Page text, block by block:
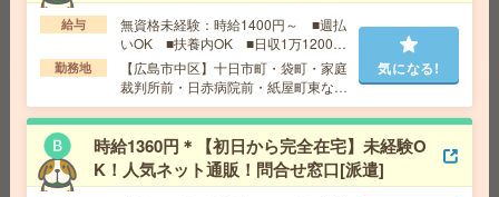
交通費
勤務地 徳島県鳴門市
気になる!
この夏は在宅で快適ワーク！機材全て貸し出し❥PCスキ
ル・経験不要！書類選考のみ！[派遣]
給 与 時給1490円～1690円
交通費 交通費別途支給（規定）
給与
無資格未経験：時給1400円～ ■週払
いOK ■扶養内OK ■日収1万1200円
以上
勤務地
【広島市中区】十日市町・袋町・家庭
裁判所前・日赤病院前・紙屋町東など
勤務地多数！
気になる!
時給1360円＊【初日から完全在宅】未経験O
K！人気ネット通販！問合せ窓口[派遣]